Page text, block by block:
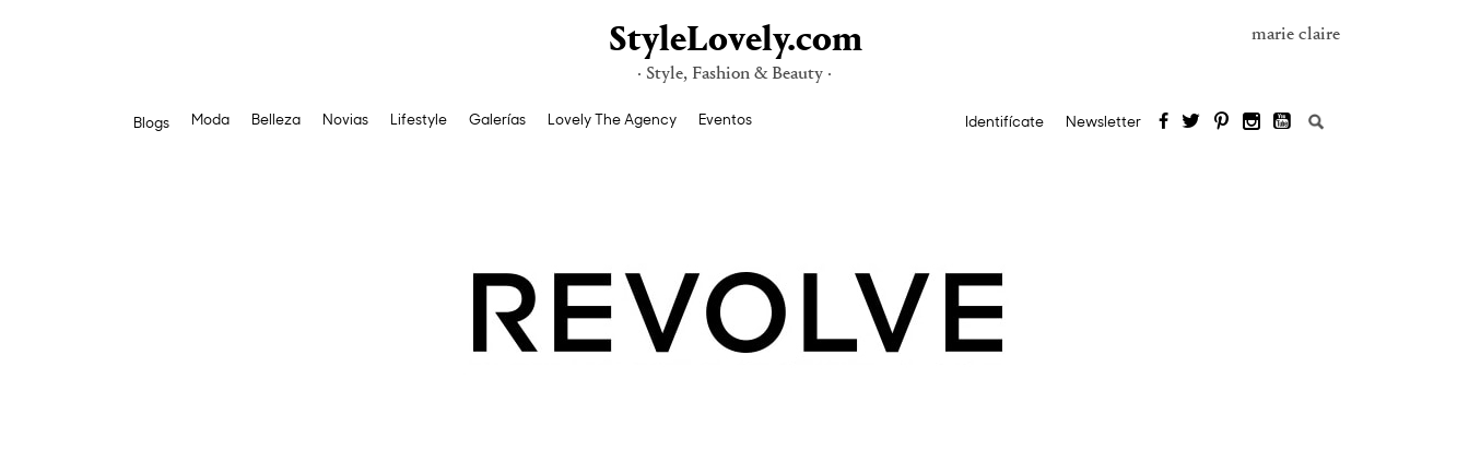
StyleLovely.com
· Style, Fashion & Beauty ·
marie claire
Blogs Moda Belleza Novias Lifestyle Galerías Lovely The Agency Eventos Identifícate Newsletter Buscar: